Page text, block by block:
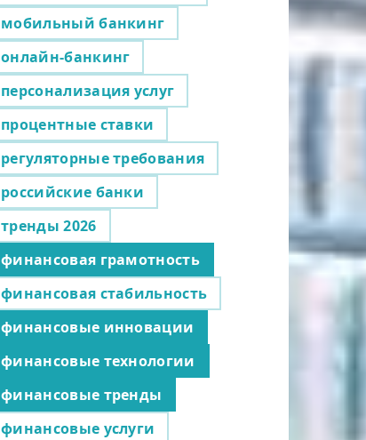
мобильный банкинг
онлайн-банкинг
персонализация услуг
процентные ставки
регуляторные требования
российские банки
тренды 2026
финансовая грамотность
финансовая стабильность
финансовые инновации
финансовые технологии
финансовые тренды
финансовые услуги